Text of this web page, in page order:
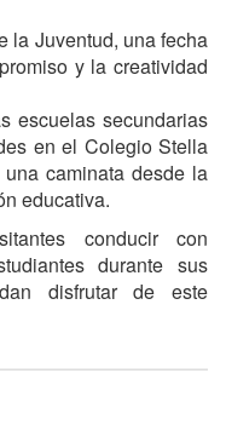
la Juventud, una fecha
y la creatividad
escuelas secundarias
en el Colegio Stella
caminata desde la
educativa.
conducir con
durante sus
disfrutar de este